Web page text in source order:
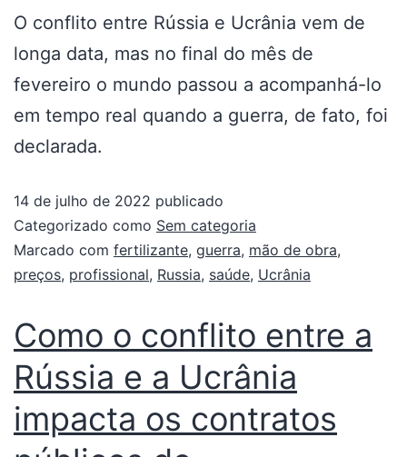
O conflito entre Rússia e Ucrânia vem de
longa data, mas no final do mês de
fevereiro o mundo passou a acompanhá-lo
em tempo real quando a guerra, de fato, foi
declarada.
14 de julho de 2022 publicado
Categorizado como Sem categoria
Marcado com fertilizante, guerra, mão de obra,
preços, profissional, Russia, saúde, Ucrânia
Como o conflito entre a
Rússia e a Ucrânia
impacta os contratos